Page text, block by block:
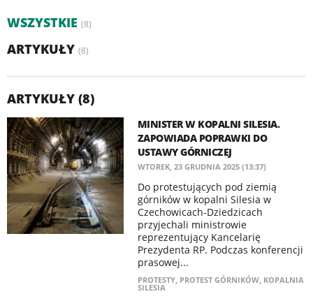
WSZYSTKIE (8)
ARTYKUŁY (8)
ARTYKUŁY (8)
MINISTER W KOPALNI SILESIA.
ZAPOWIADA POPRAWKI DO
USTAWY GÓRNICZEJ
WTOREK, 23 GRUDNIA 2025 (13:37)
Do protestujących pod ziemią
górników w kopalni Silesia w
Czechowicach-Dziedzicach
przyjechali ministrowie
reprezentujący Kancelarię
Prezydenta RP. Podczas konferencji
prasowej...
PROTESTY, PROTEST GÓRNIKÓW, KOPALNIA
SILESIA